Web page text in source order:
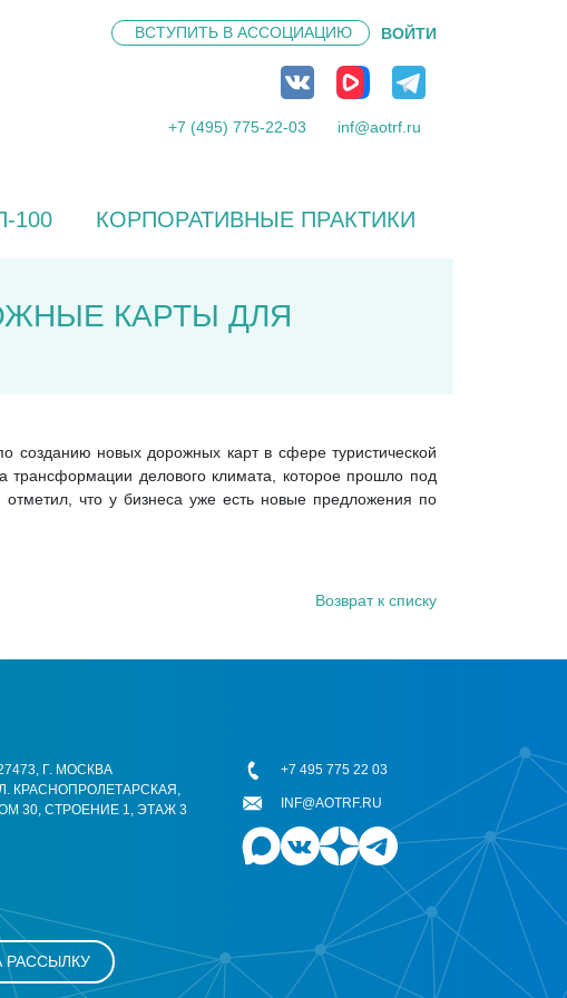
ВСТУПИТЬ В АССОЦИАЦИЮ ВОЙТИ
+7 (495) 775-22-03 inf@aotrf.ru
100 КОРПОРАТИВНЫЕ ПРАКТИКИ
КАРТЫ ДЛЯ
созданию новых дорожных карт в сфере туристической
трансформации делового климата, которое прошло под
отметил, что у бизнеса уже есть новые предложения по
Возврат к списку
Г. МОСКВА
КРАСНОПРОЛЕТАРСКАЯ,
30, СТРОЕНИЕ 1, ЭТАЖ 3
+7 495 775 22 03
INF@AOTRF.RU
РАССЫЛКУ